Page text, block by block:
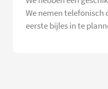
We nemen
eerste bijles in te